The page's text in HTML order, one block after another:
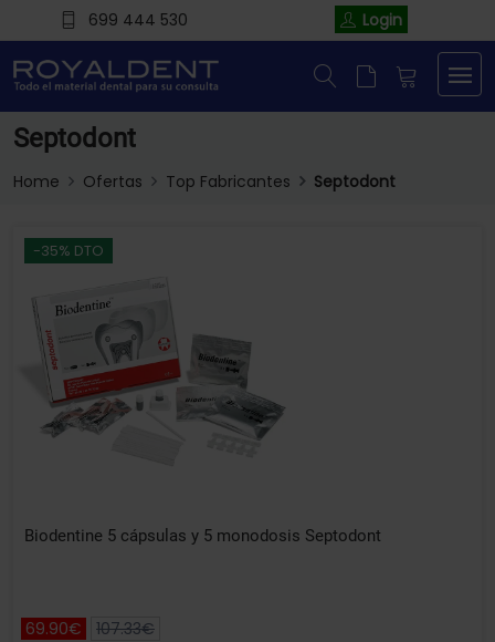
699 444 530 Login
Septodont
Home Ofertas Top Fabricantes Septodont
-35% DTO
Biodentine 5 cápsulas y 5 monodosis Septodont
69.90€ 107.33€